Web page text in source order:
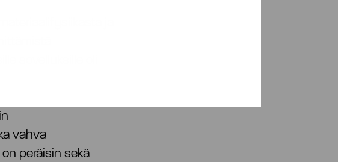
sovelluksille oli
vahva
peräisin sekä